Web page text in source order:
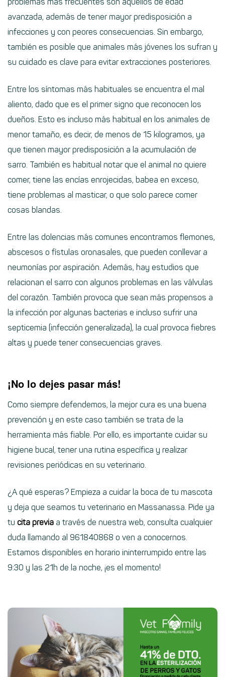
avanzada, además de tener mayor predisposición a
infecciones y con peores consecuencias. Sin embargo,
también es posible que animales más jóvenes los sufran y
su cuidado es clave para evitar extracciones posteriores.
Entre los síntomas más habituales se encuentra el mal
aliento, dado que es el primer signo que reconocen los
dueños. Esto es incluso más habitual en los animales de
menor tamaño, es decir, de menos de 15 kilogramos, ya
que tienen mayor predisposición a la acumulación de
sarro. También es habitual notar que el animal no quiere
comer, tiene las encías enrojecidas, babea en exceso,
tiene problemas al masticar, o que solo parece comer
cosas blandas.
Entre las dolencias más comunes encontramos flemones,
abscesos o fístulas oronasales, que pueden conllevar a
neumonías por aspiración. Además, hay estudios que
relacionan el sarro con algunos problemas en las válvulas
del corazón. También provoca que sean más propensos a
la infección por algunas bacterias e incluso sufrir una
septicemia (infección generalizada), la cual provoca fiebres
altas y puede tener consecuencias graves.
¡No lo dejes pasar más!
Como siempre defendemos, la mejor cura es una buena
prevención y en este caso también se trata de la
herramienta más fiable. Por ello, es importante cuidar su
higiene bucal, tener una rutina específica y realizar
revisiones periódicas en su veterinario.
¿A qué esperas? Empieza a cuidar la boca de tu mascota
y deja que seamos tu veterinario en Massanassa. Pide ya
tu cita previa a través de nuestra web, consulta cualquier
duda llamando al 961840868 o ven a conocernos.
Estamos disponibles en horario ininterrumpido entre las
9:30 y las 21h de la noche, ¡es el momento!